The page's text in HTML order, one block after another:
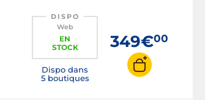
DISPO
Web
EN
STOCK
Dispo dans
5 boutiques
349€00